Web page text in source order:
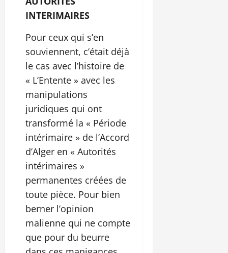
INTERIMAIRES
Pour ceux qui s’en
souviennent, c’était déjà
le cas avec l’histoire de
« L’Entente » avec les
manipulations
juridiques qui ont
transformé la « Période
intérimaire » de l’Accord
d’Alger en « Autorités
intérimaires »
permanentes créées de
toute pièce. Pour bien
berner l’opinion
malienne qui ne compte
que pour du beurre